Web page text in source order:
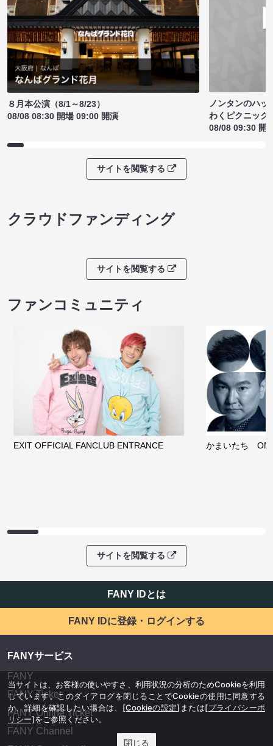
８月本公演（8/1～8/23）
08/08 08:30 開場 09:00 開演
ノンタンのハッ
わくピクニック
08/08 09:30 開
サイトを閲覧する
クラウドファンディング
サイトを閲覧する
ファンコミュニティ
EXIT OFFICIAL FANCLUB ENTRANCE かまいたち
サイトを閲覧する
FANY IDとは
FANY IDに登録・ログインする
FANYサービス
FANY
FANY Ticket
FANY Online Ticket
FANY Channel
当サイトは、お客様の使いやすさ、利用状況の分析のためCookieを利用
しています。このダイアログを閉じることでCookieの使用に同意する
か、詳細を確認したい場合は、 [Cookieの設定] または[プライバシーポ
リシー]をご参照ください。
閉じる